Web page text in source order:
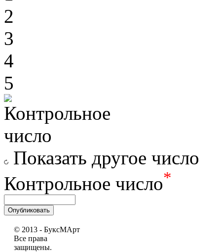
2
3
4
5
Показать другое число
Контрольное число*
© 2013 - БуксМАрт
Все права
защищены.